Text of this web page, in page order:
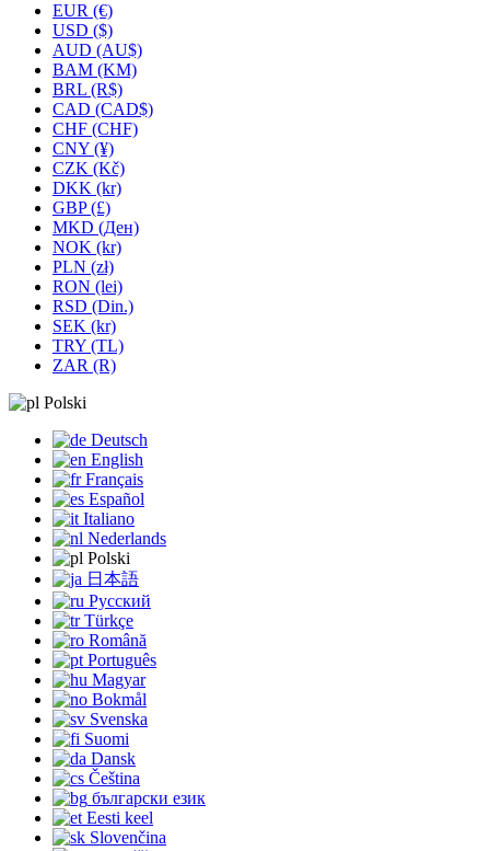
EUR (€)
USD ($)
AUD (AU$)
BAM (KM)
BRL (R$)
CAD (CAD$)
CHF (CHF)
CNY (¥)
CZK (Kč)
DKK (kr)
GBP (£)
MKD (Ден)
NOK (kr)
PLN (zł)
RON (lei)
RSD (Din.)
SEK (kr)
TRY (TL)
ZAR (R)
Polski
Deutsch
English
Français
Español
Italiano
Nederlands
Polski
日本語
Русский
Türkçe
Română
Português
Magyar
Bokmål
Svenska
Suomi
Dansk
Čeština
български език
Eesti keel
Slovenčina